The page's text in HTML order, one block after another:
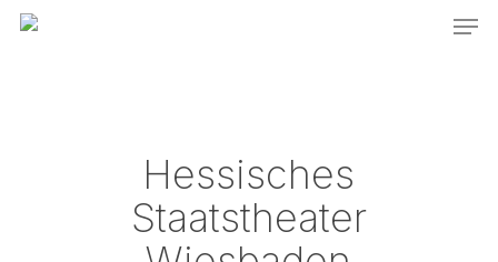
Skip
Hessisches
Staatstheater